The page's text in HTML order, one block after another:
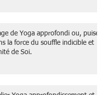
de Yoga approfondi ou, puiser
la force du souffle indicible et
de Soi.